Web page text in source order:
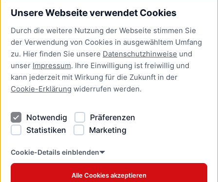
Unsere Webseite verwendet Cookies
Durch die weitere Nutzung der Webseite stimmen Sie
der Verwendung von Cookies in ausgewähltem Umfang
zu. Hier finden Sie unsere Datenschutzhinweise und
unser Impressum. Ihre Einwilligung ist freiwillig und
kann jederzeit mit Wirkung für die Zukunft in der
Cookie-Erklärung widerrufen werden.
Notwendig
Präferenzen
Statistiken
Marketing
Cookie-Details einblenden
Alle Cookies akzeptieren
Bürgerservice
Presse
Newsletter Lübeck:kompakt
Kontakt
Kontakt
Datenschutzhinweise
Barrierefreiheit
Cookie Erklärung